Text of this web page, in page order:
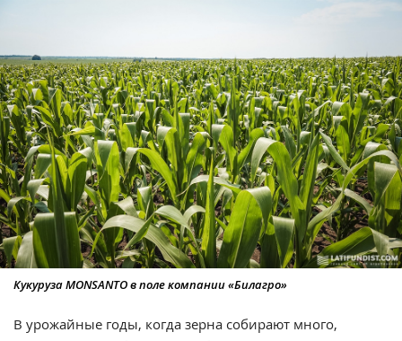
Кукуруза MONSANTO в поле компании «Билагро»
В урожайные годы, когда зерна собирают много,